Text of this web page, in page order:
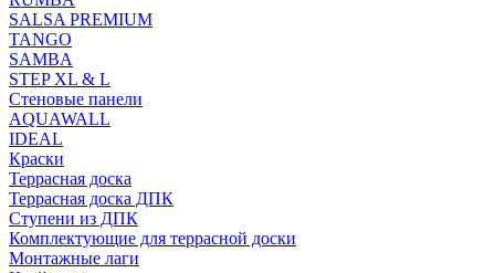
SALSA PREMIUM
TANGO
SAMBA
STEP XL & L
Стеновые панели
AQUAWALL
IDEAL
Краски
Террасная доска
Террасная доска ДПК
Ступени из ДПК
Комплектующие для террасной доски
Монтажные лаги